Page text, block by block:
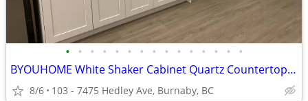
• • • • • • • • • • • • • • •
BYOUHOME White Shaker Cabinet Quartz Countertop 1A
8/6 103 - 7475 Hedley Ave, Burnaby, BC